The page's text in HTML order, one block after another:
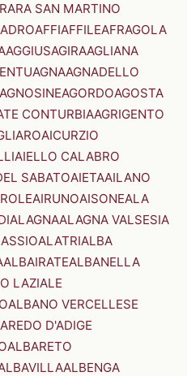
SAN MARTINO
ADROAFFIAFFILEAFRAGOLA
AGGIUSAGIRAAGLIANA
AGNAAGNADELLO
AGNOSINEAGORDOAGOSTA
CONTURBIAAGRIGENTO
AICURZIO
AIELLO CALABRO
SABATOAIETAAILANO
AIRUNOAISONEALA
ALAGNAALAGNA VALSESIA
ALATRIALBA
ALBAIRATEALBANELLA
LAZIALE
ALBANO VERCELLESE
D'ADIGE
ALBARETO
ALBENGA